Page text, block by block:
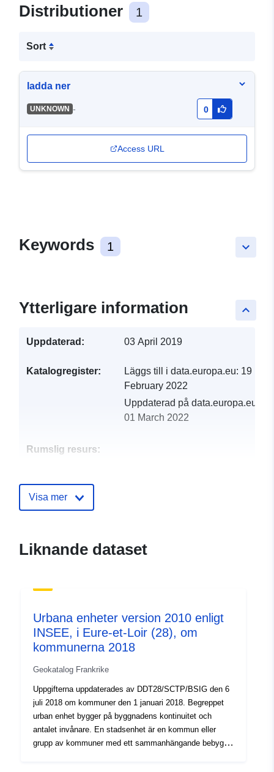
Distributioner 1
Sort
ladda ner
UNKNOWN - 0
Access URL
keyboard_arrow_down
Keywords 1
keyboard_arrow_up
Ytterligare information
Uppdaterad: 03 April 2019
Katalogregister: Läggs till i data.europa.eu: 19
February 2022
Uppdaterad på data.europa.eu:
01 March 2022
Rumslig resurs:
c7af4c889ae1
4a06-9761-93264e48f793
Typ:
Resurs:
http://inspire.ec.europa.eu/
Visa mer
Liknande dataset
Urbana enheter version 2010 enligt
INSEE, i Eure-et-Loir (28), om
kommunerna 2018
Geokatalog Frankrike
Uppgifterna uppdaterades av DDT28/SCTP/BSIG den 6
juli 2018 om kommuner den 1 januari 2018. Begreppet
urban enhet bygger på byggnadens kontinuitet och
antalet invånare. En stadsenhet är en kommun eller
grupp av kommuner med ett sammanhängande bebyggt